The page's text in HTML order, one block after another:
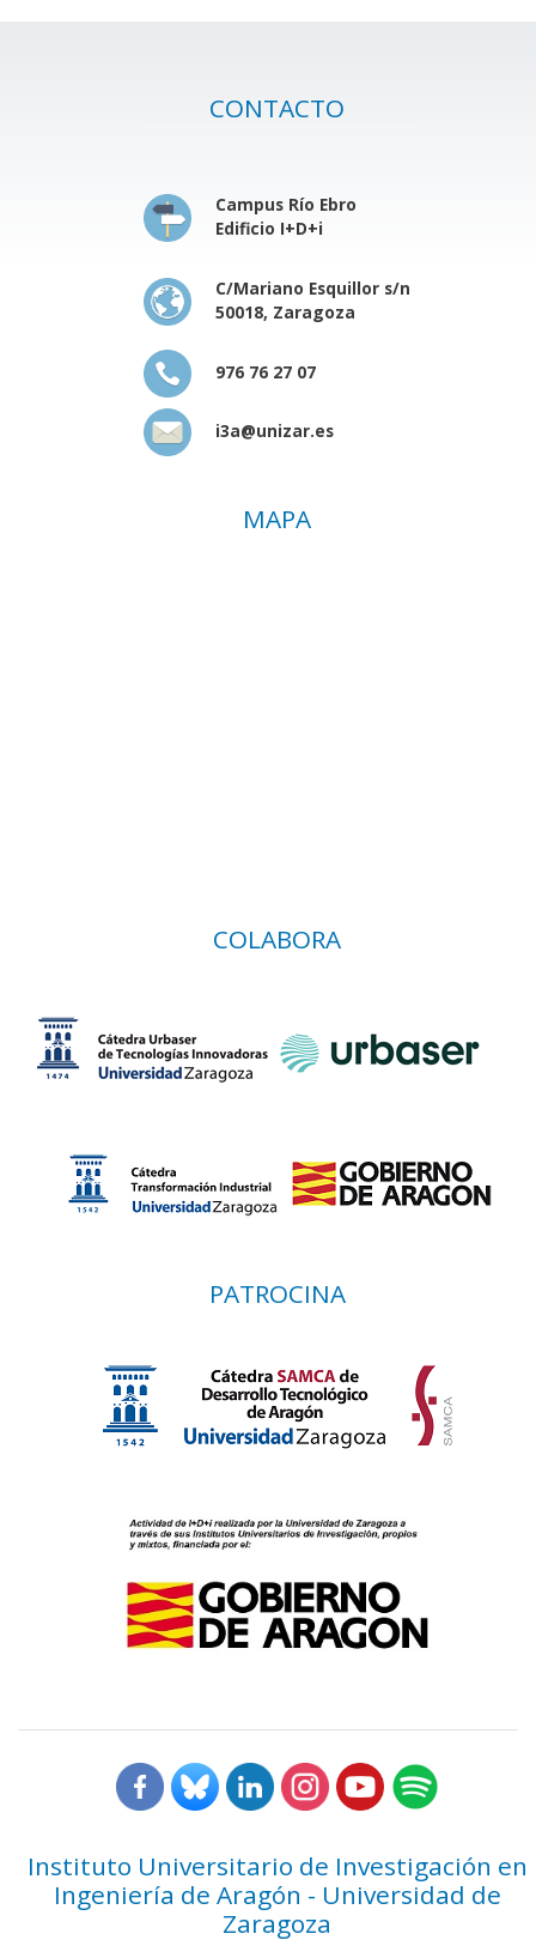
CONTACTO
Campus Río Ebro
Edificio I+D+i
C/Mariano Esquillor s/n
50018, Zaragoza
976 76 27 07
i3a@unizar.es
MAPA
COLABORA
PATROCINA
Instituto Universitario de Investigación en
Ingeniería de Aragón - Universidad de
Zaragoza